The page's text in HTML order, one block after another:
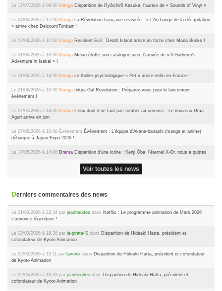
Le 17/07/2026 à 09:00 Manga Disparition de Ryôichirô Kezuka, l'auteur de « Sounds of Vinyl »
Le 04/06/2026 à 15:00 Manga La Révolution française revisitée : « L’Archange de la décapitation
» arrive chez Delcourt/Tonkam !
Le 02/06/2026 à 10:00 Manga Resident Evil : Death Island arrive en force chez Mana Books !
Le 01/06/2026 à 16:00 Manga Meian étoffe son catalogue avec l'arrivée de « A Gatherer's
Adventure in Isekai » !
Le 01/06/2026 à 14:00 Manga Le thriller psychologique « Pet » arrive enfin en France !
Le 01/06/2026 à 10:00 Manga Inkya Gal Revolution : Préparez-vous pour le lancement
événement !
Le 27/05/2026 à 14:00 Manga Ceux dont il ne faut pas tomber amoureuse : Le nouveau Uma
Aguri arrive en juin
Le 27/05/2026 à 10:00 Événement Événement : L'équipe d'Akane-banashi (manga et anime)
débarque à Japan Expo 2026 !
Le 17/05/2026 à 14:00 Drama Disparition d'une icône : Kenji Ōba, l'éternel X-Or, nous a quittés
Voir toutes les news
Derniers commentaires des news
Le 21/03/2026 à 22:34 par jeanheudes dans Netflix : Le programme animation de Mars 2026
s’annonce légendaire !
Le 02/03/2026 à 19:38 par le-pirate40 dans Disparition de Hideaki Hatta, président et
cofondateur de Kyoto Animation
Le 02/03/2026 à 19:11 par lavenix dans Disparition de Hideaki Hatta, président et cofondateur
de Kyoto Animation
Le 02/03/2026 à 18:33 par jeanheudes dans Disparition de Hideaki Hatta, président et
cofondateur de Kyoto Animation